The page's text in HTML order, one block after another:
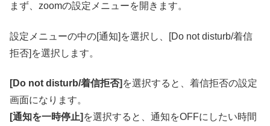
まず、zoomの設定メニューを開きます。
設定メニューの中の[通知]を選択し、[Do not disturb/着信
拒否]を選択します。
[Do not disturb/着信拒否] を選択すると、着信拒否の設定
画面になります。
[通知を一時停止] を選択すると、通知をOFFにしたい時間